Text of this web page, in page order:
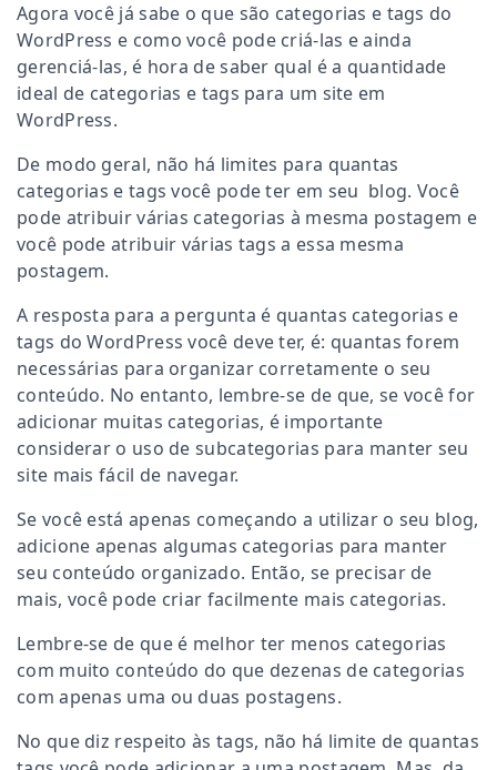
Agora você já sabe o que são categorias e tags do
WordPress e como você pode criá-las e ainda
gerenciá-las, é hora de saber qual é a quantidade
ideal de categorias e tags para um site em
WordPress.
De modo geral, não há limites para quantas
categorias e tags você pode ter em seu blog. Você
pode atribuir várias categorias à mesma postagem e
você pode atribuir várias tags a essa mesma
postagem.
A resposta para a pergunta é quantas categorias e
tags do WordPress você deve ter, é: quantas forem
necessárias para organizar corretamente o seu
conteúdo. No entanto, lembre-se de que, se você for
adicionar muitas categorias, é importante
considerar o uso de subcategorias para manter seu
site mais fácil de navegar.
Se você está apenas começando a utilizar o seu blog,
adicione apenas algumas categorias para manter
seu conteúdo organizado. Então, se precisar de
mais, você pode criar facilmente mais categorias.
Lembre-se de que é melhor ter menos categorias
com muito conteúdo do que dezenas de categorias
com apenas uma ou duas postagens.
No que diz respeito às tags, não há limite de quantas